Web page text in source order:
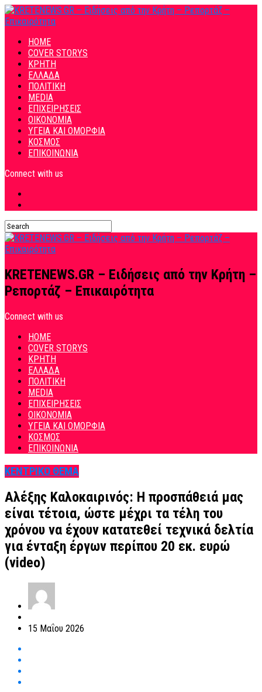
HOME
COVER STORYS
ΚΡΗΤΗ
ΕΛΛΑΔΑ
ΠΟΛΙΤΙΚΗ
MEDIA
ΕΠΙΧΕΙΡΗΣΕΙΣ
ΟΙΚΟΝΟΜΙΑ
ΥΓΕΙΑ ΚΑΙ ΟΜΟΡΦΙΑ
ΚΟΣΜΟΣ
ΕΠΙΚΟΙΝΩΝΙΑ
Connect with us
KRETENEWS.GR – Ειδήσεις από την Κρήτη –
Ρεπορτάζ – Επικαιρότητα
Connect with us
HOME
COVER STORYS
ΚΡΗΤΗ
ΕΛΛΑΔΑ
ΠΟΛΙΤΙΚΗ
MEDIA
ΕΠΙΧΕΙΡΗΣΕΙΣ
ΟΙΚΟΝΟΜΙΑ
ΥΓΕΙΑ ΚΑΙ ΟΜΟΡΦΙΑ
ΚΟΣΜΟΣ
ΕΠΙΚΟΙΝΩΝΙΑ
ΚΕΝΤΡΙΚΟ ΘΕΜΑ
Αλέξης Καλοκαιρινός: Η προσπάθειά μας
είναι τέτοια, ώστε μέχρι τα τέλη του
χρόνου να έχουν κατατεθεί τεχνικά δελτία
για ένταξη έργων περίπου 20 εκ. ευρώ
(video)
15 Μαΐου 2026